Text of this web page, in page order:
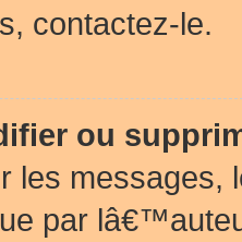
contactez-le.
ou
les messages,
par